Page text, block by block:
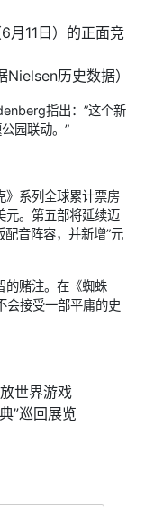
月11日）的正面竞
历史数据）
指出：”这个新
园联动。”
》系列全球累计票房
元。第五部将延续迈
配音阵容，并新增”元
的赌注。在《蜘蛛
会接受一部平庸的史
世界游戏
”巡回展览